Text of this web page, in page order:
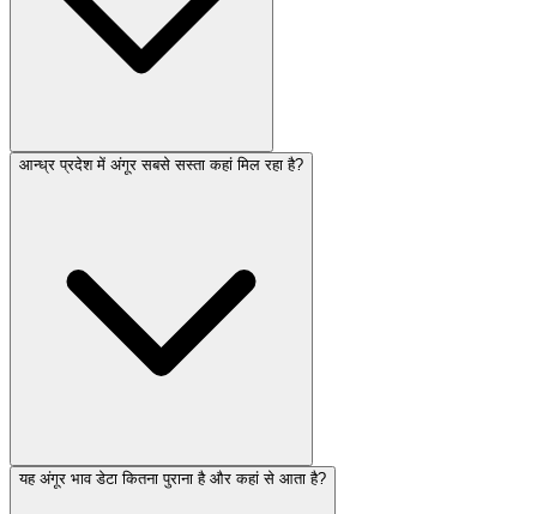
आन्ध्र प्रदेश में अंगूर सबसे सस्ता कहां मिल रहा है?
यह अंगूर भाव डेटा कितना पुराना है और कहां से आता है?